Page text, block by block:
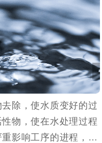
除，使水质变好的过
物，使在水处理过程
影响工序的进程，还